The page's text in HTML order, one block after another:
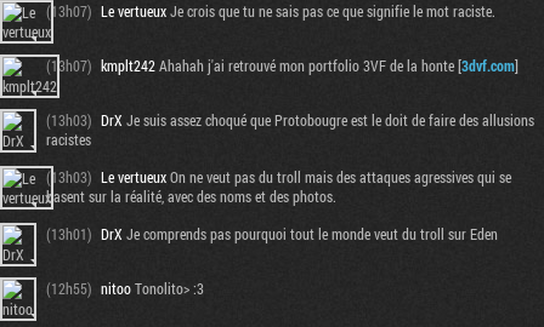
(13h07) Le vertueuxJe crois que tu ne sais pas ce que signifie le mot raciste.
(13h07) kmplt242Ahahah j'ai retrouvé mon portfolio 3VF de la honte [3dvf.com]
(13h03) DrX Je suis assez choqué que Protobougre est le doit de faire des allusions
racistes
(13h03) Le vertueuxOn ne veut pas du troll mais des attaques agressives qui se
basent sur la réalité, avec des noms et des photos.
(13h01) DrX Je comprends pas pourquoi tout le monde veut du troll sur Eden
(12h55) nitooTonolito> :3